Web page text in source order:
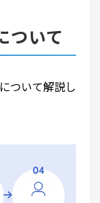
ついて
ついて解説し